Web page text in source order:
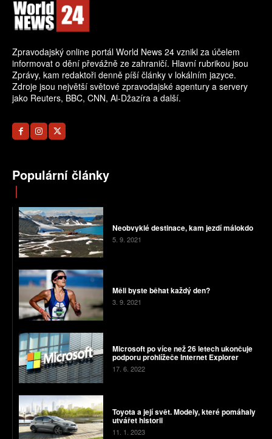
Zpravodajský online portál World News 24 vznikl za účelem
informovat o dění převážně ze zahraničí. Hlavní rubrikou jsou
Zprávy, kam redaktoři denně píší články v lokálním jazyce.
Zdroje jsou největší světové zpravodajské agentury a servery
jako Reuters, BBC, CNN, Al-Džazíra a další.
Populární články
Neobvyklé destinace, kam jezdí málokdo
5. 9. 2021
Měli byste běhat každý den?
3. 9. 2021
Microsoft po více než 26 letech ukončuje
podporu prohlížeče Internet Explorer
17. 6. 2022
Toyota a její svět. Modely, které pomáhaly
utvářet historii
11. 1. 2023